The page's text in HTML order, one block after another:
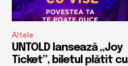
Altele
UNTOLD lansează „Joy
Ticket”, biletul plătit cu